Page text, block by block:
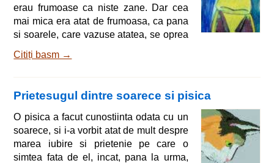
erau frumoase ca niste zane. Dar cea
mai mica era atat de frumoasa, ca pana
si soarele, care vazuse atatea, se oprea
minunandu-se de atata frumusete. La o
intunecoasa, iar in padure, la umbra
unui tei batran, se putea vedea o
fantana. in zilele cu prea mare zaduf,
cea mai mica dintre fetele imparatului se
ducea in padure
Citiți basm →
Prietesugul dintre soarece si pisica
O pisica a facut cunostiinta odata cu un
soarece, si i-a vorbit atat de mult despre
marea iubire si prietenie pe care o
simtea fata de el, incat, pana la urma,